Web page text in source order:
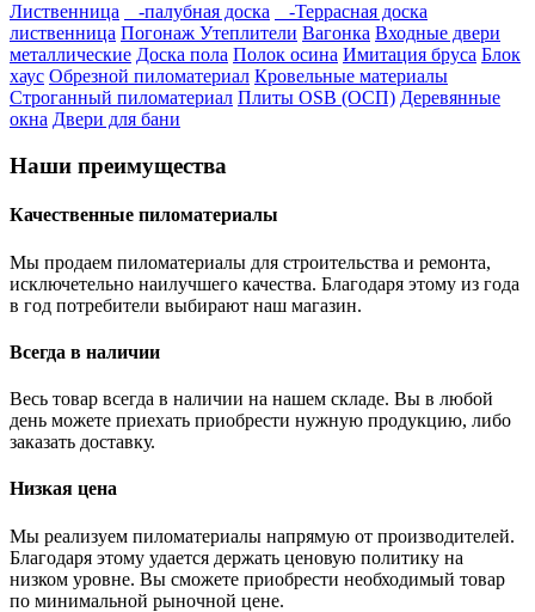
Лиственница -палубная доска
-Террасная доска
лиственница Погонаж Утеплители Вагонка Входные двери
металлические Доска пола Полок осина Имитация бруса Блок
хаус Обрезной пиломатериал Кровельные материалы
Строганный пиломатериал Плиты OSB (ОСП) Деревянные
окна Двери для бани
Наши преимущества
Качественные пиломатериалы
Мы продаем пиломатериалы для строительства и ремонта,
исключетельно наилучшего качества. Благодаря этому из года
в год потребители выбирают наш магазин.
Всегда в наличии
Весь товар всегда в наличии на нашем складе. Вы в любой
день можете приехать приобрести нужную продукцию, либо
заказать доставку.
Низкая цена
Мы реализуем пиломатериалы напрямую от производителей.
Благодаря этому удается держать ценовую политику на
низком уровне. Вы сможете приобрести необходимый товар
по минимальной рыночной цене.